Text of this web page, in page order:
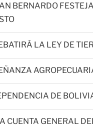
BERNARDO
LA LEY DE
DE
CUENTA GENERAL